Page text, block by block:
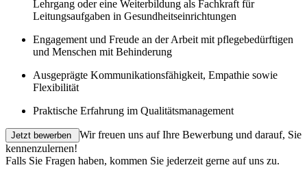
Lehrgang oder eine Weiterbildung als Fachkraft für
Leitungsaufgaben in Gesundheitseinrichtungen
Engagement und Freude an der Arbeit mit pflegebedürftigen
und Menschen mit Behinderung
Ausgeprägte Kommunikationsfähigkeit, Empathie sowie
Flexibilität
Praktische Erfahrung im Qualitätsmanagement
Wir freuen uns auf Ihre Bewerbung und darauf, Sie
kennenzulernen!
Falls Sie Fragen haben, kommen Sie jederzeit gerne auf uns zu.